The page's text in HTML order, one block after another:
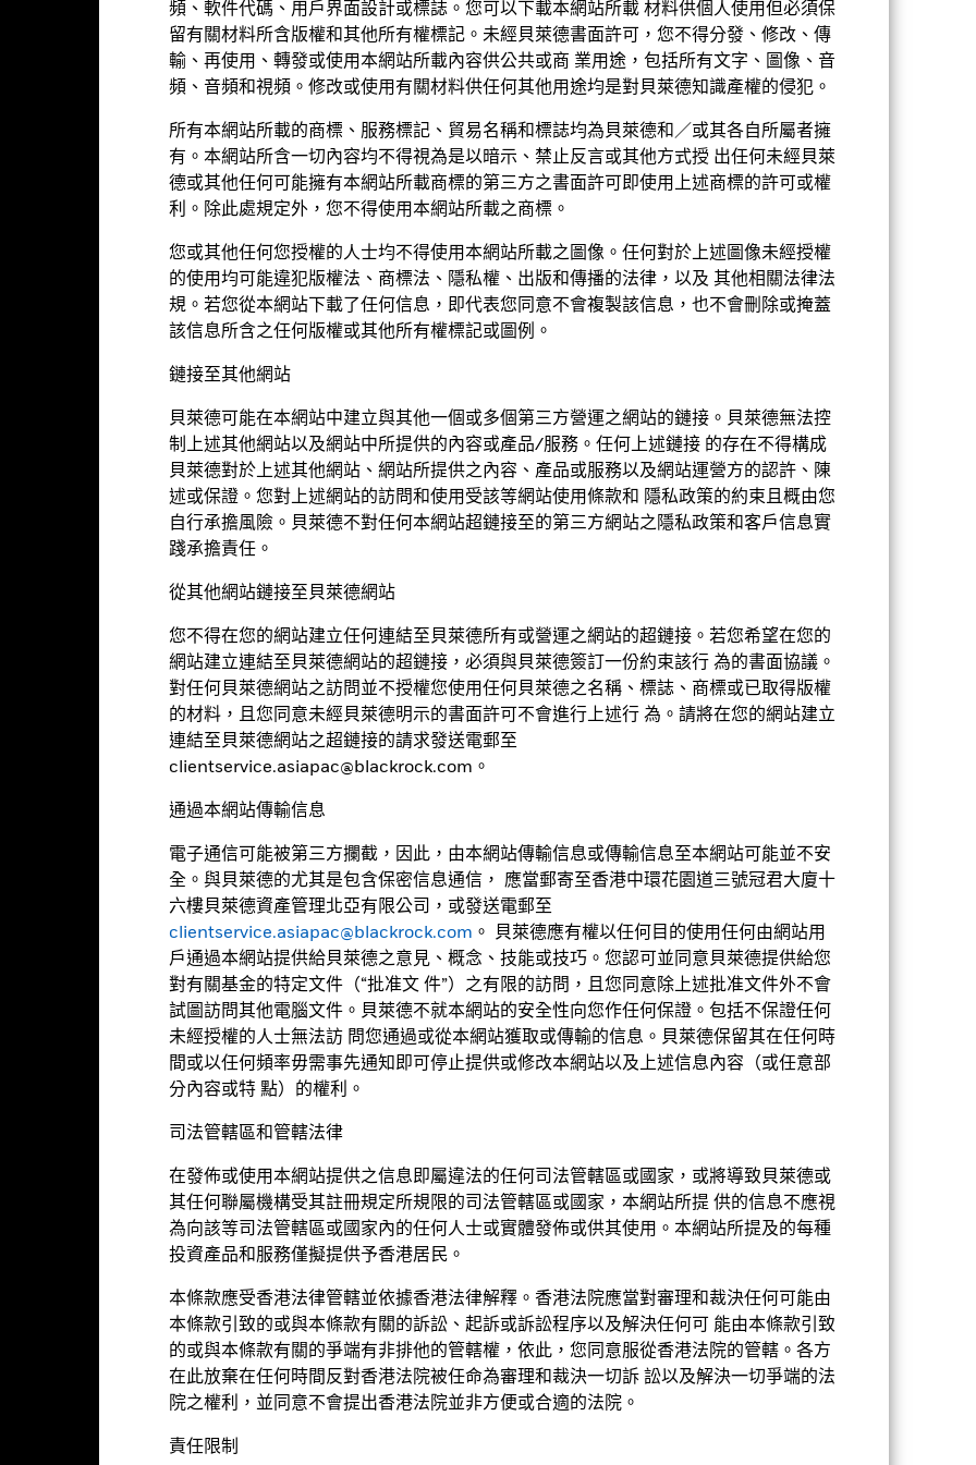
頻、軟件代碼、用戶界面設計或標誌。您可以下載本網站所載 材料供個人使用但必須保
留有關材料所含版權和其他所有權標記。未經貝萊德書面許可，您不得分發、修改、傳
輸、再使用、轉發或使用本網站所載內容供公共或商 業用途，包括所有文字、圖像、音
頻、音頻和視頻。修改或使用有關材料供任何其他用途均是對貝萊德知識產權的侵犯。
所有本網站所載的商標、服務標記、貿易名稱和標誌均為貝萊德和／或其各自所屬者擁
有。本網站所含一切內容均不得視為是以暗示、禁止反言或其他方式授 出任何未經貝萊
德或其他任何可能擁有本網站所載商標的第三方之書面許可即使用上述商標的許可或權
利。除此處規定外，您不得使用本網站所載之商標。
您或其他任何您授權的人士均不得使用本網站所載之圖像。任何對於上述圖像未經授權
的使用均可能違犯版權法、商標法、隱私權、出版和傳播的法律，以及 其他相關法律法
規。若您從本網站下載了任何信息，即代表您同意不會複製該信息，也不會刪除或掩蓋
該信息所含之任何版權或其他所有權標記或圖例。
鏈接至其他網站
貝萊德可能在本網站中建立與其他一個或多個第三方營運之網站的鏈接。貝萊德無法控
制上述其他網站以及網站中所提供的內容或產品/服務。任何上述鏈接 的存在不得構成
貝萊德對於上述其他網站、網站所提供之內容、產品或服務以及網站運營方的認許、陳
述或保證。您對上述網站的訪問和使用受該等網站使用條款和 隱私政策的約束且概由您
自行承擔風險。貝萊德不對任何本網站超鏈接至的第三方網站之隱私政策和客戶信息實
踐承擔責任。
從其他網站鏈接至貝萊德網站
您不得在您的網站建立任何連結至貝萊德所有或營運之網站的超鏈接。若您希望在您的
網站建立連結至貝萊德網站的超鏈接，必須與貝萊德簽訂一份約束該行 為的書面協議。
對任何貝萊德網站之訪問並不授權您使用任何貝萊德之名稱、標誌、商標或已取得版權
的材料，且您同意未經貝萊德明示的書面許可不會進行上述行 為。請將在您的網站建立
連結至貝萊德網站之超鏈接的請求發送電郵至
clientservice.asiapac@blackrock.com。
通過本網站傳輸信息
電子通信可能被第三方攔截，因此，由本網站傳輸信息或傳輸信息至本網站可能並不安
全。與貝萊德的尤其是包含保密信息通信， 應當郵寄至香港中環花園道三號冠君大廈十
六樓貝萊德資產管理北亞有限公司，或發送電郵至
clientservice.asiapac@blackrock.com 。 貝萊德應有權以任何目的使用任何由網站用
戶通過本網站提供給貝萊德之意見、概念、技能或技巧。您認可並同意貝萊德提供給您
對有關基金的特定文件（“批准文 件”）之有限的訪問，且您同意除上述批准文件外不會
試圖訪問其他電腦文件。貝萊德不就本網站的安全性向您作任何保證。包括不保證任何
未經授權的人士無法訪 問您通過或從本網站獲取或傳輸的信息。貝萊德保留其在任何時
間或以任何頻率毋需事先通知即可停止提供或修改本網站以及上述信息內容（或任意部
分內容或特 點）的權利。
司法管轄區和管轄法律
在發佈或使用本網站提供之信息即屬違法的任何司法管轄區或國家，或將導致貝萊德或
其任何聯屬機構受其註冊規定所規限的司法管轄區或國家，本網站所提 供的信息不應視
為向該等司法管轄區或國家內的任何人士或實體發佈或供其使用。本網站所提及的每種
投資產品和服務僅擬提供予香港居民。
本條款應受香港法律管轄並依據香港法律解釋。香港法院應當對審理和裁決任何可能由
本條款引致的或與本條款有關的訴訟、起訴或訴訟程序以及解決任何可 能由本條款引致
的或與本條款有關的爭端有非排他的管轄權，依此，您同意服從香港法院的管轄。各方
在此放棄在任何時間反對香港法院被任命為審理和裁決一切訴 訟以及解決一切爭端的法
院之權利，並同意不會提出香港法院並非方便或合適的法院。
責任限制
2017年10月26日
USD
中國A股在岸淨回報指數(美元)
5.00%
LU2183146781
0.00%
USD 1000
盧森堡
BGCAODH
否
貨幣(本地)
EUR
資產類別
股票
SFDR分類
第8條
管理費
0.75%
管理費 (部分基金/股份類別包括分銷
費)
0.75%
最低首次投資額
USD 100000
收入用途
累積
監管制度
UCITS
SEDOL
BKPN4X4
基本因素及風險
311
0.933
2.80
三年標準差
截至 2026年7月31日
市盈率
截至 2026年6月30日
持股
4.72
3.79
2.46
2.35
2.35
PING AN INSURANCE GROUP CO OF CHINA LTD 2.22
SANY HEAVY INDUSTRY CO LTD
CITIC SECURITIES CO LTD 1.79
WANHUA CHEMICAL GROUP CO LTD 1.76
GIGADEVICE SEMICONDUCTOR INC